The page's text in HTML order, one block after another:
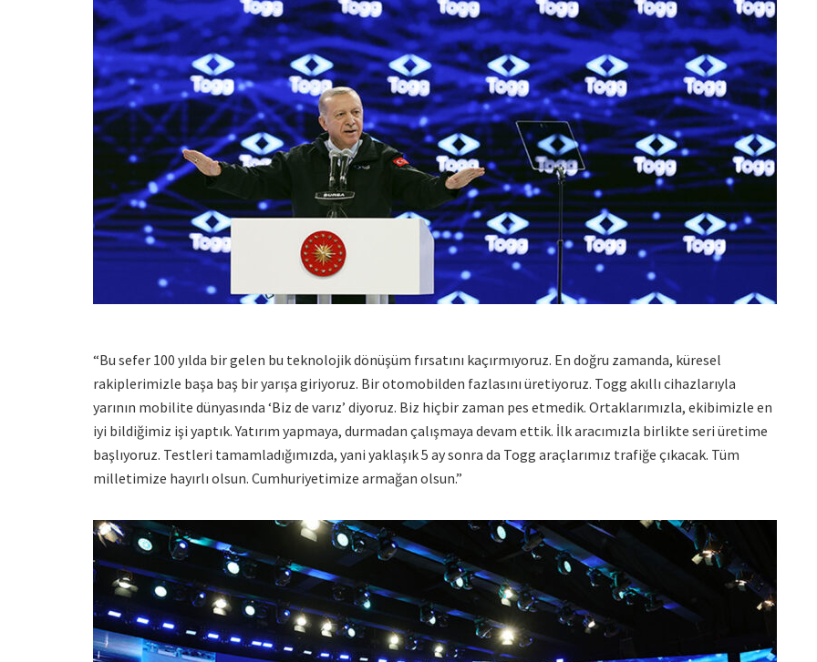
“Bu sefer 100 yılda bir gelen bu teknolojik dönüşüm fırsatını kaçırmıyoruz. En doğru zamanda, küresel
rakiplerimizle başa baş bir yarışa giriyoruz. Bir otomobilden fazlasını üretiyoruz. Togg akıllı cihazlarıyla
yarının mobilite dünyasında ‘Biz de varız’ diyoruz. Biz hiçbir zaman pes etmedik. Ortaklarımızla, ekibimizle en
iyi bildiğimiz işi yaptık. Yatırım yapmaya, durmadan çalışmaya devam ettik. İlk aracımızla birlikte seri üretime
başlıyoruz. Testleri tamamladığımızda, yani yaklaşık 5 ay sonra da Togg araçlarımız trafiğe çıkacak. Tüm
milletimize hayırlı olsun. Cumhuriyetimize armağan olsun.”